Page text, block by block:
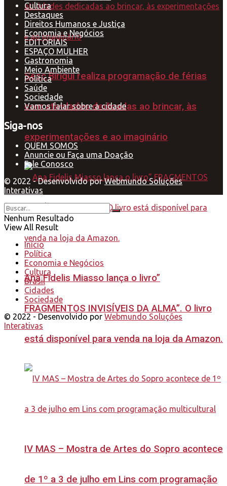
Sesc Birigui realiza programação de férias
com atividades dedicadas ao brincar, às
experimentações e ao imaginário
Ana Fidelis Miasso lança o livro”
FRAGMENTOS INVISÍVEIS DA ALMA”. O livro
está disponível para venda na loja da Amazon.
IV MAS – Mostra de Artes do Sopro acontece
de 1º a 3 de julho em Lins com programação
Cultura
Destaques
Direitos Humanos e Justiça
Economia e Negócios
EDITORIAIS
ESPAÇO MULHER
Gastronomia
Meio Ambiente
Política
Saúde
Sociedade
Vamos falar sobre a cidade
Siga-nos
QUEM SOMOS
Anuncie ou Faça uma Doação
Fale Conosco
© 2022 - Desenvolvido porWebmundo Soluções
Interativas
Nenhum Resultado
View All Result
Início
Política
Economia e Negócios
Cultura
Brasil
Cidades
Sociedade
© 2022 - Desenvolvido por Webmundo Soluções
Interativas